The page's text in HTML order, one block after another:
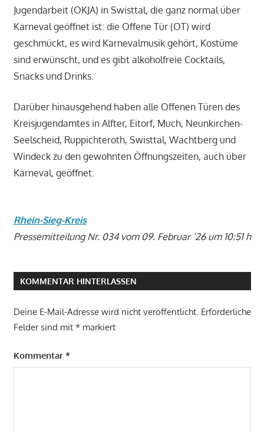
Jugendarbeit (OKJA) in Swisttal, die ganz normal über
Karneval geöffnet ist: die Offene Tür (OT) wird
geschmückt, es wird Karnevalmusik gehört, Kostüme
sind erwünscht, und es gibt alkoholfreie Cocktails,
Snacks und Drinks.
Darüber hinausgehend haben alle Offenen Türen des
Kreisjugendamtes in Alfter, Eitorf, Much, Neunkirchen-
Seelscheid, Ruppichteroth, Swisttal, Wachtberg und
Windeck zu den gewohnten Öffnungszeiten, auch über
Karneval, geöffnet.
Rhein-Sieg-Kreis
Pressemitteilung Nr. 034 vom 09. Februar ’26 um 10:51 h
KOMMENTAR HINTERLASSEN
Deine E-Mail-Adresse wird nicht veröffentlicht. Erforderliche
Felder sind mit *markiert
Kommentar *